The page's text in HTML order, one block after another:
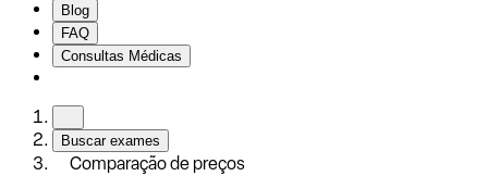
Blog
FAQ
Consultas Médicas
Buscar exames
Comparação de preços